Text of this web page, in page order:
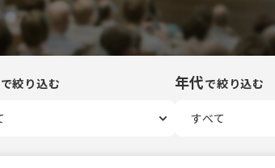
で絞り込む 年代で絞り込む